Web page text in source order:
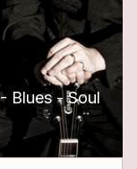
Blues - Soul